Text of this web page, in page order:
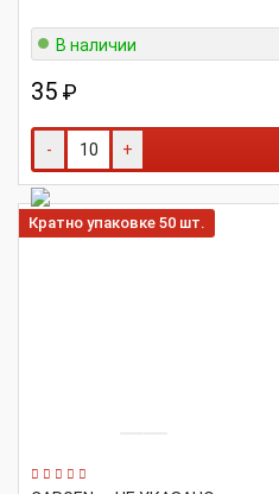
В наличии
35 ₽
- +
Кратно упаковке 50 шт.